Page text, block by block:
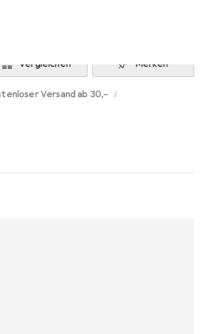
Vergleichen Merken
Versand ab 30,– i